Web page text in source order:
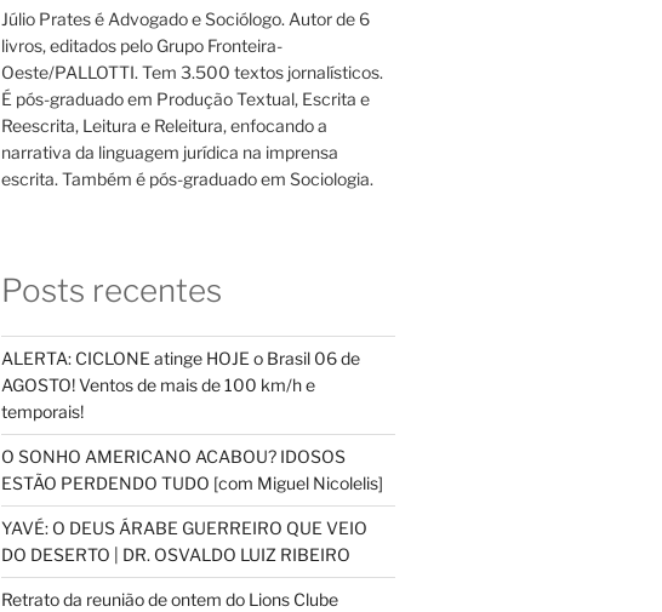
Júlio Prates é Advogado e Sociólogo. Autor de 6
livros, editados pelo Grupo Fronteira-
Oeste/PALLOTTI. Tem 3.500 textos jornalísticos.
É pós-graduado em Produção Textual, Escrita e
Reescrita, Leitura e Releitura, enfocando a
narrativa da linguagem jurídica na imprensa
escrita. Também é pós-graduado em Sociologia.
Posts recentes
ALERTA: CICLONE atinge HOJE o Brasil 06 de
AGOSTO! Ventos de mais de 100 km/h e
temporais!
O SONHO AMERICANO ACABOU? IDOSOS
ESTÃO PERDENDO TUDO [com Miguel Nicolelis]
YAVÉ: O DEUS ÁRABE GUERREIRO QUE VEIO
DO DESERTO | DR. OSVALDO LUIZ RIBEIRO
Retrato da reunião de ontem do Lions Clube